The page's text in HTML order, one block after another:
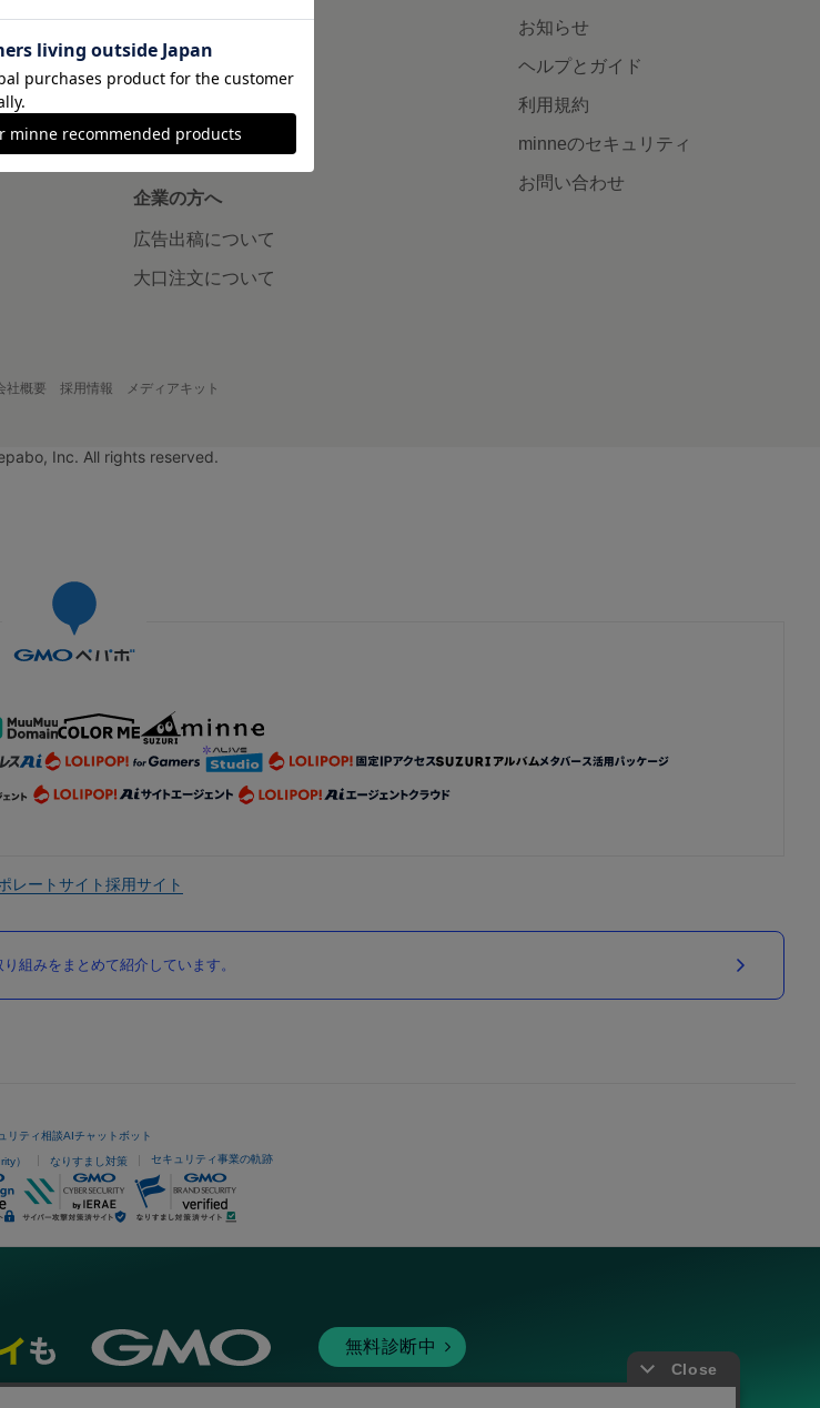
minne学習帖
minneの本
企業の方へ
広告出稿について
大口注文について
お知らせ
ヘルプとガイド
利用規約
minneのセキュリティ
お問い合わせ
社概要 採用情報 メディアキット
Inc. All rights reserved.
レートサイト採用サイト
組みをまとめて紹介しています。
リティ相談AIチャットボット
） なりすまし対策 セキュリティ事業の軌跡
無料診断中